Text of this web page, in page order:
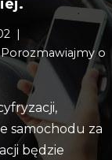
Porozmawiajmy o
samochodu za
będzie